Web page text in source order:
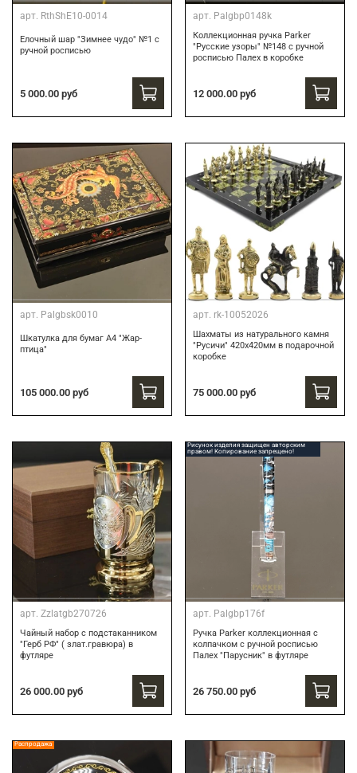
арт. RthShE10-0014
Елочный шар "Зимнее чудо" №1 с
ручной росписью
5 000.00 руб
арт. Palgbp0148k
Коллекционная ручка Parker
"Русские узоры" №148 с ручной
росписью Палех в коробке
12 000.00 руб
арт. Palgbsk0010
Шкатулка для бумаг А4 "Жар-
птица"
105 000.00 руб
арт. rk-10052026
Шахматы из натурального камня
"Русичи" 420х420мм в подарочной
коробке
75 000.00 руб
арт. Zzlatgb270726
Чайный набор с подстаканником
"Герб РФ" ( злат.гравюра) в
футляре
26 000.00 руб
Рисунок изделия защищен авторским
правом! Копирование запрещено!
арт. Palgbp176f
Ручка Parker коллекционная с
колпачком с ручной росписью
Палех "Парусник" в футляре
26 750.00 руб
Распродажа